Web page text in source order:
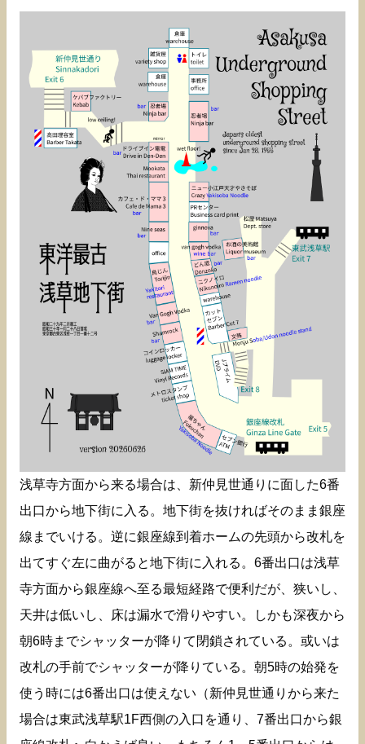
浅草寺方面から来る場合は、新仲見世通りに面した6番
出口から地下街に入る。地下街を抜ければそのまま銀座
線までいける。逆に銀座線到着ホームの先頭から改札を
出てすぐ左に曲がると地下街に入れる。6番出口は浅草
寺方面から銀座線へ至る最短経路で便利だが、狭いし、
天井は低いし、床は漏水で滑りやすい。しかも深夜から
朝6時までシャッターが降りて閉鎖されている。或いは
改札の手前でシャッターが降りている。朝5時の始発を
使う時には6番出口は使えない（新仲見世通りから来た
場合は東武浅草駅1F西側の入口を通り、7番出口から銀